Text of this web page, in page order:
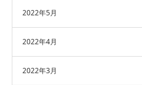
2022年5月
2022年4月
2022年3月